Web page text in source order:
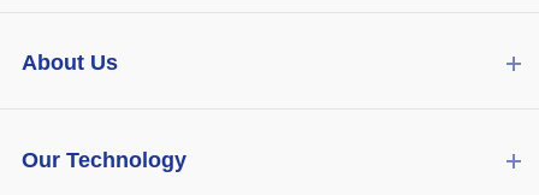
About Us
Our Technology